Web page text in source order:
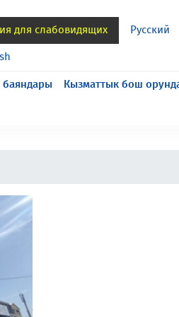
для слабовидящих Русский
Кызматтык бош